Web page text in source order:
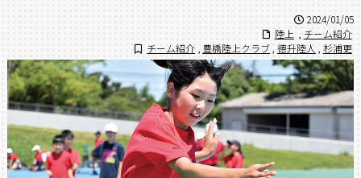
2024/01/05
陸上
チーム紹介
チーム紹介 , 豊橋陸上クラブ , 徳升陸人 , 杉浦更